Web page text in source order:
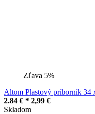
Zľava 5%
Altom Plastový príborník 34
2.84 € * 2,99 €
Skladom